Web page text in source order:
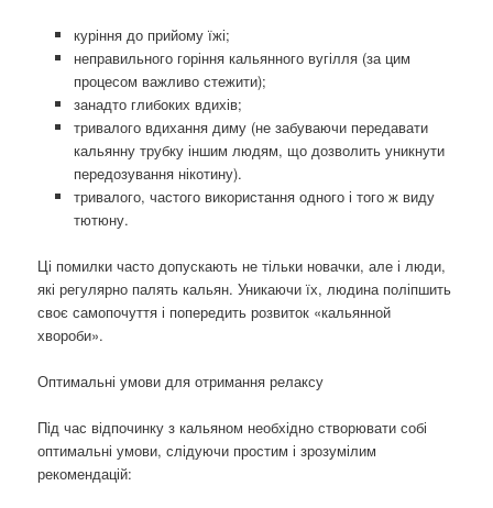
куріння до прийому їжі;
неправильного горіння кальянного вугілля (за цим
процесом важливо стежити);
занадто глибоких вдихів;
тривалого вдихання диму (не забуваючи передавати
кальянну трубку іншим людям, що дозволить уникнути
передозування нікотину).
тривалого, частого використання одного і того ж виду
тютюну.
Ці помилки часто допускають не тільки новачки, але і люди,
які регулярно палять кальян. Уникаючи їх, людина поліпшить
своє самопочуття і попередить розвиток «кальянной
хвороби».
Оптимальні умови для отримання релаксу
Під час відпочинку з кальяном необхідно створювати собі
оптимальні умови, слідуючи простим і зрозумілим
рекомендацій: